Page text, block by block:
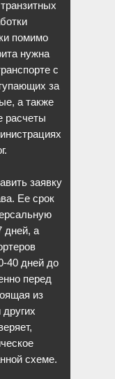
помимо
нужна
с
за
а также
расчеты
заявку
Ее срок
дней, а
40 дней до
перед
из
схеме.